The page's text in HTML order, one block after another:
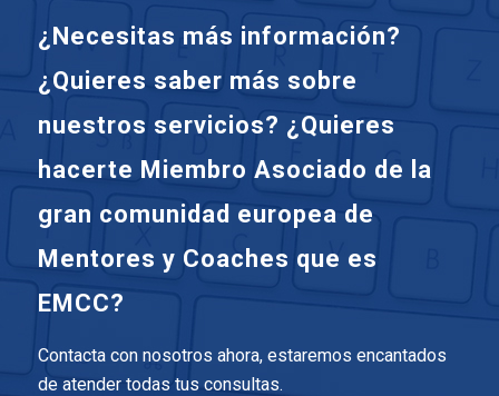
¿Necesitas más información?
¿Quieres saber más sobre
nuestros servicios? ¿Quieres
hacerte Miembro Asociado de la
gran comunidad europea de
Mentores y Coaches que es
EMCC?
Contacta con nosotros ahora, estaremos encantados
de atender todas tus consultas.